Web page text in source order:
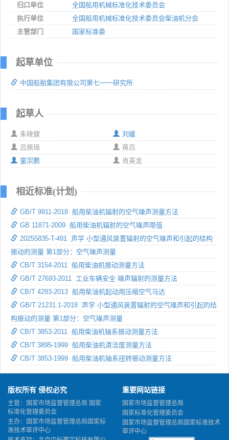
归口单位
全国船用机械标准化技术委员会
执行单位
全国船用机械标准化技术委员会柴油机分会
主管部门
国家标准委
起草单位
中国船舶集团有限公司第七一一研究所
起草人
朱晓健
刘媛
吕佩瑶
蒋吕
童宗鹏
肖英龙
相近标准(计划)
GB/T 9911-2018 船用柴油机辐射的空气噪声测量方法
GB 11871-2009 船用柴油机辐射的空气噪声限值
20255835-T-491 声学 小型通风装置辐射的空气噪声和引起的结构
振动的测量 第1部分：空气噪声测量
CB/T 3154-2011 船用柴油机振动测量方法
GB/T 27693-2011 工业车辆安全 噪声辐射的测量方法
CB/T 4283-2013 船用柴油机起动用压缩空气马达
GB/T 21231.1-2018 声学 小型通风装置辐射的空气噪声和引起的结
构振动的测量 第1部分：空气噪声测量
CB/T 3853-2011 船用柴油机轴系振动测量方法
CB/T 3895-1999 船用柴油机清洁度测量方法
CB/T 3853-1999 船用柴油机轴系扭转振动测量方法
版权所有 侵权必究
主管：国家市场监督管理总局 国家
标准化管理委员会
主办：国家市场监督管理总局国家标
准技术审评中心
重要网站链接
国家市场监督管理总局
国家标准化管理委员会
国家市场监督管理总局国家标准技术
审评中心